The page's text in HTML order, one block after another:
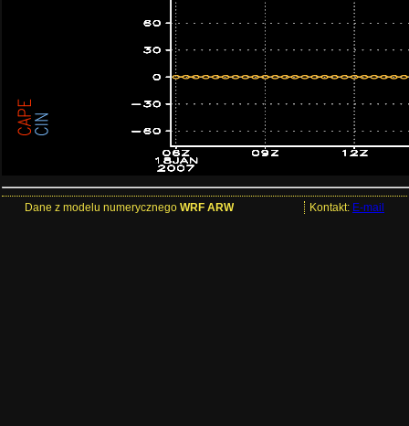
Dane z modelu numerycznego WRF ARW Kontakt: E-mail